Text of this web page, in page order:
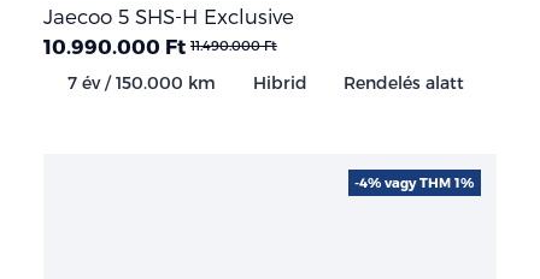
Jaecoo 5 SHS-H Exclusive
10.990.000 Ft 11.490.000 Ft
7 év / 150.000 km Hibrid Rendelés alatt
-4% vagy THM 1%